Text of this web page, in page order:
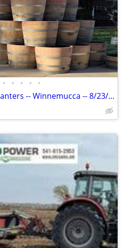
• • • • •
🚨 Oak Wine Barrels & Planters -- Winnemucca -- 8/23/26 🚨